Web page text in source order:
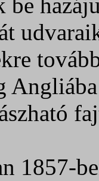
be
1857-